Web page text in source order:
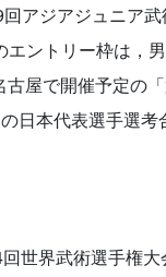
アジアジュニア
ントリー枠は，
屋で開催予定の
日本代表選手選
世界武術選手権